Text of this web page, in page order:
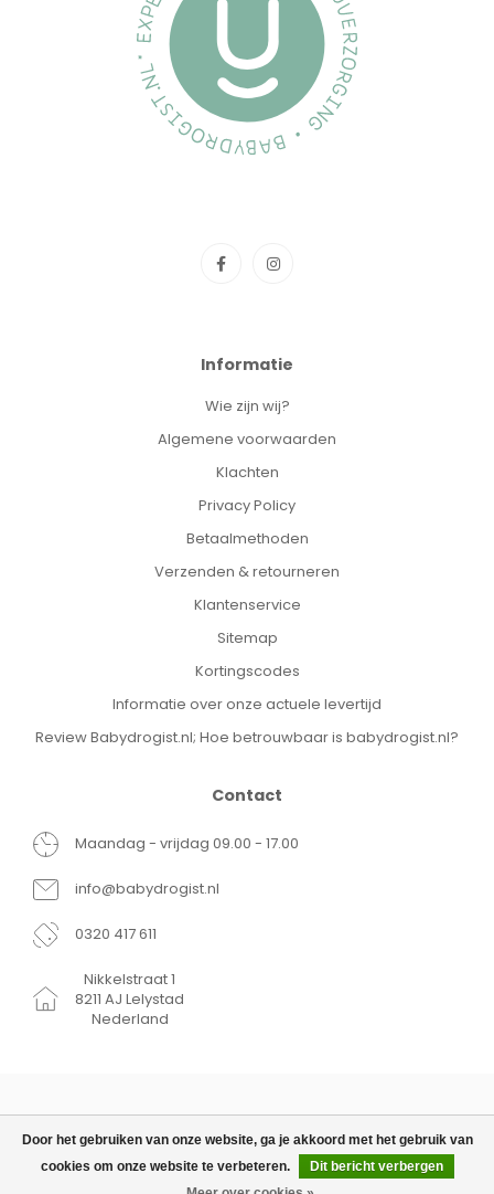
TOEVOEGEN AAN WINKELWAGEN
Door het gebruiken van onze website, ga je akkoord met het gebruik van
cookies om onze website te verbeteren.
Dit bericht verbergen
Informatie
Wie zijn wij?
Algemene voorwaarden
Klachten
Privacy Policy
Betaalmethoden
Verzenden & retourneren
Klantenservice
Sitemap
Kortingscodes
Informatie over onze actuele levertijd
Review Babydrogist.nl; Hoe betrouwbaar is babydrogist.nl?
Contact
Maandag - vrijdag 09.00 - 17.00
info@babydrogist.nl
0320 417 611
Nikkelstraat 1
8211 AJ Lelystad
Nederland
© Copyright 2026 Babydrogist.nl